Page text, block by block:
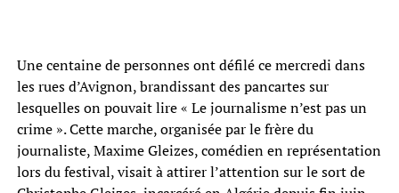
Une centaine de personnes ont défilé ce mercredi dans
les rues d’Avignon, brandissant des pancartes sur
lesquelles on pouvait lire « Le journalisme n’est pas un
crime ». Cette marche, organisée par le frère du
journaliste, Maxime Gleizes, comédien en représentation
lors du festival, visait à attirer l’attention sur le sort de